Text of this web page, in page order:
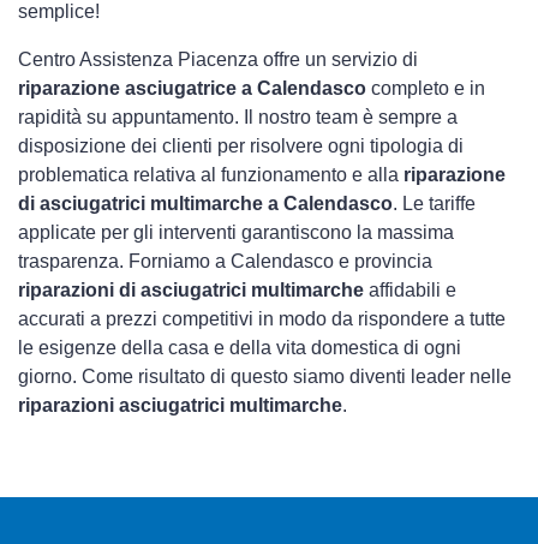
semplice!
Centro Assistenza Piacenza offre un servizio di
riparazione asciugatrice a Calendasco completo e in
rapidità su appuntamento. Il nostro team è sempre a
disposizione dei clienti per risolvere ogni tipologia di
problematica relativa al funzionamento e alla riparazione
di asciugatrici multimarche a Calendasco. Le tariffe
applicate per gli interventi garantiscono la massima
trasparenza. Forniamo a Calendasco e provincia
riparazioni di asciugatrici multimarche affidabili e
accurati a prezzi competitivi in modo da rispondere a tutte
le esigenze della casa e della vita domestica di ogni
giorno. Come risultato di questo siamo diventi leader nelle
riparazioni asciugatrici multimarche.